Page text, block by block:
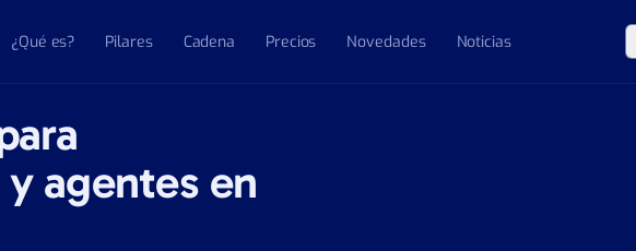
¿Qué es? Pilares Cadena Precios Novedades Noticias
agentes en